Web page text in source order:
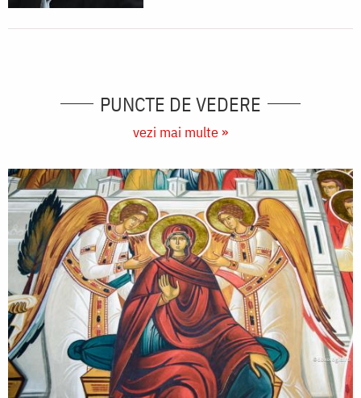
PUNCTE DE VEDERE
vezi mai multe »